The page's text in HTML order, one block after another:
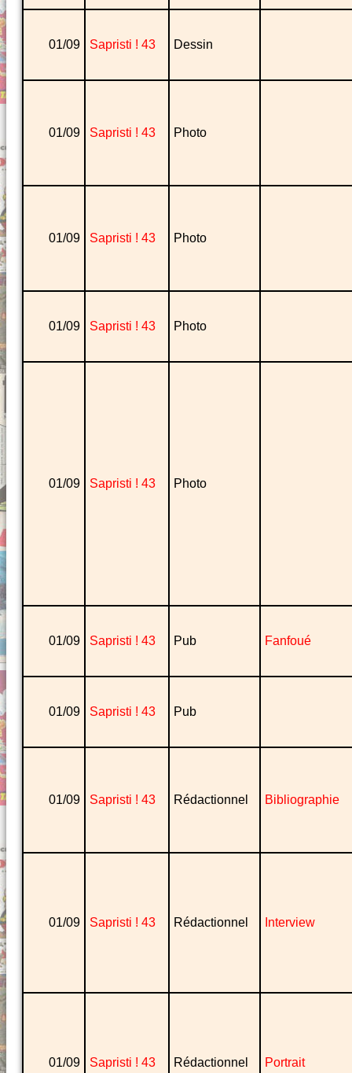
01/09 Sapristi ! 43 Dessin
01/09 Sapristi ! 43 Photo
01/09 Sapristi ! 43 Photo
01/09 Sapristi ! 43 Photo
01/09 Sapristi ! 43 Photo
01/09 Sapristi ! 43 Pub Fanfoué
01/09 Sapristi ! 43 Pub
01/09 Sapristi ! 43 Rédactionnel Bibliographie
01/09 Sapristi ! 43 Rédactionnel Interview
01/09 Sapristi ! 43 Rédactionnel Portrait